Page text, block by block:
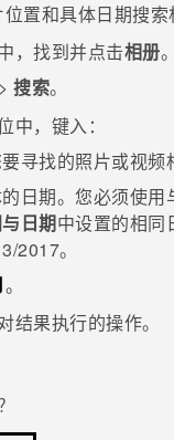
置和具体日期搜索
，找到并点击相册。
> 搜索。
中，键入：
寻找的照片或视频
日期。您必须使用
日期中设置的相同
2017。
。
结果执行的操作。